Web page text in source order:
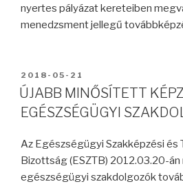
nyertes pályázat kereteiben
menedzsment jellegű
2018-05-21
ÚJABB MINŐSÍTETT
EGÉSZSÉGÜGYI
Az Egészségügyi Szakképzési és
Bizottság (ESZTB) 2012.03.20-
egészségügyi szakdolgozók